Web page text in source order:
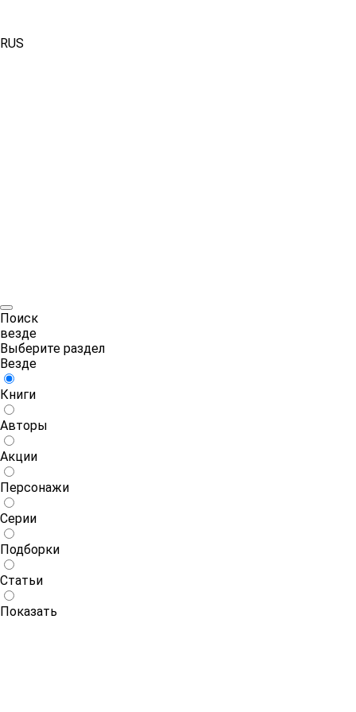
RUS
Поиск
везде
Выберите раздел
Везде
Книги
Авторы
Акции
Персонажи
Серии
Подборки
Статьи
Показать